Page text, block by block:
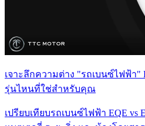
เจาะลึกความต่าง "รถเบนซ์ไฟฟ้า"
รุ่นไหนที่ใช่สำหรับคุณ
เปรียบเทียบรถเบนซ์ไฟฟ้า EQE vs